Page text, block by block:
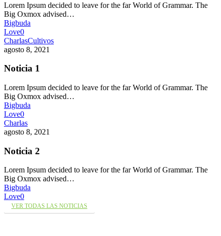
Lorem Ipsum decided to leave for the far World of Grammar. The
Big Oxmox advised…
Bigbuda
Love0
CharlasCultivos
agosto 8, 2021
Noticia 1
Lorem Ipsum decided to leave for the far World of Grammar. The
Big Oxmox advised…
Bigbuda
Love0
Charlas
agosto 8, 2021
Noticia 2
Lorem Ipsum decided to leave for the far World of Grammar. The
Big Oxmox advised…
Bigbuda
Love0
VER TODAS LAS NOTICIAS